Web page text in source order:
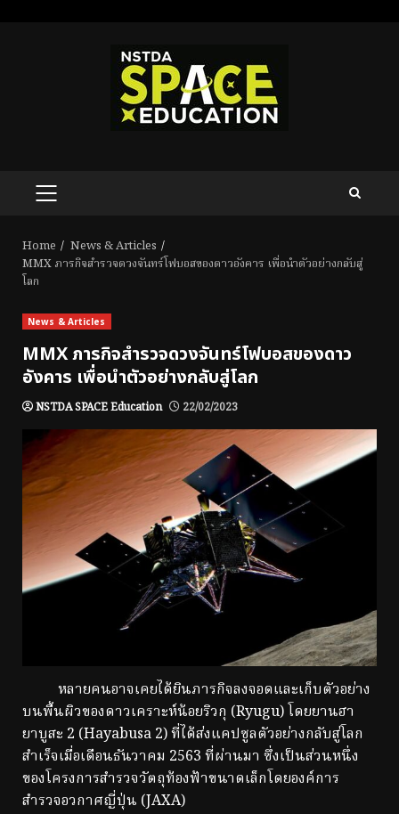
PRIMARY
Home
News & Articles
MMX ภารกิจสำรวจดวงจันทร์โฟบอสของดาวอังคาร เพื่อนำตัวอย่างกลับสู่
โลก
News & Articles
MMX ภารกิจสำรวจดวงจันทร์โฟบอสของดาว
อังคาร เพื่อนำตัวอย่างกลับสู่โลก
NSTDA SPACE Education 22/02/2023
หลายคนอาจเคยได้ยินภารกิจลงจอดและเก็บตัวอย่าง
บนพื้นผิวของดาวเคราะห์น้อยริวกุ (Ryugu) โดยยานฮา
ยาบูสะ 2 (Hayabusa 2) ที่ได้ส่งแคปซูลตัวอย่างกลับสู่โลก
สำเร็จเมื่อเดือนธันวาคม 2563 ที่ผ่านมา ซึ่งเป็นส่วนหนึ่ง
ของโครงการสำรวจวัตถุท้องฟ้าขนาดเล็กโดยองค์การ
สำรวจอวกาศญี่ปุ่น (JAXA)